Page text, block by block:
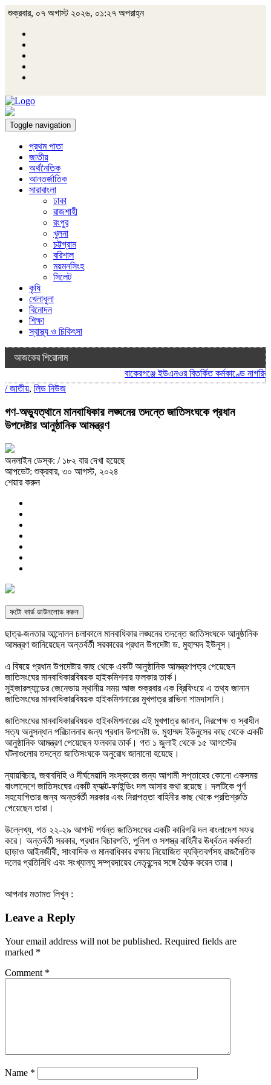
শুক্রবার, ০৭ অগাস্ট ২০২৬, ০১:২৭ অপরাহ্ন
Toggle navigation
প্রথম পাতা
জাতীয়
অর্থনৈতিক
আন্তর্জাতিক
সারাবাংলা
ঢাকা
রাজশাহী
রংপুর
খুলনা
চট্টগ্রাম
বরিশাল
ময়মনসিংহ
সিলেট
কৃষি
খেলাধুলা
বিনোদন
শিক্ষা
স্বাস্থ্য ও চিকিৎসা
আজকের শিরোনাম
বাকেরগঞ্জে ইউএনওর বিতর্কিত কর্মকাণ্ডে নাগরিক
/জাতীয়, লিড নিউজ
গণ-অভ্যুত্থানে মানবাধিকার লঙ্ঘনের তদন্তে জাতিসংঘকে প্রধান
উপদেষ্টার আনুষ্ঠানিক আমন্ত্রণ
অনলাইন ডেস্ক: / ১৮২ বার দেখা হয়েছে
আপডেট: শুক্রবার, ৩০ আগস্ট, ২০২৪
শেয়ার করুন
ফটো কার্ড ডাউনলোড করুন
ছাত্র-জনতার আন্দোলন চলাকালে মানবাধিকার লঙ্ঘনের তদন্তে জাতিসংঘকে আনুষ্ঠানিক
আমন্ত্রণ জানিয়েছেন অন্তর্বর্তী সরকারের প্রধান উপদেষ্টা ড. মুহাম্মদ ইউনূস।
এ বিষয়ে প্রধান উপদেষ্টার কাছ থেকে একটি আনুষ্ঠানিক আমন্ত্রণপত্র পেয়েছেন
জাতিসংঘের মানবাধিকারবিষয়ক হাইকমিশনার ফলকার তার্ক।
সুইজারল্যান্ডের জেনেভায় স্থানীয় সময় আজ শুক্রবার এক ব্রিফিংয়ে এ তথ্য জানান
জাতিসংঘের মানবাধিকারবিষয়ক হাইকমিশনারের মুখপাত্র রাভিনা শামদাসানি।
জাতিসংঘের মানবাধিকারবিষয়ক হাইকমিশনারের এই মুখপাত্র জানান, নিরপেক্ষ ও স্বাধীন
সত্য অনুসন্ধান পরিচালনার জন্য প্রধান উপদেষ্টা ড. মুহাম্মদ ইউনুসের কাছ থেকে একটি
আনুষ্ঠানিক আমন্ত্রণ পেয়েছেন ফলকার তার্ক। গত ১ জুলাই থেকে ১৫ আগস্টের
ঘটনাগুলোর তদন্তে জাতিসংঘকে অনুরোধ জানানো হয়েছে।
ন্যায়বিচার, জবাবদিহি ও দীর্ঘমেয়াদি সংস্কারের জন্য আগামী সপ্তাহের কোনো একসময়
বাংলাদেশে জাতিসংঘের একটি ফ্যাক্ট-ফাইন্ডিং দল আসার কথা রয়েছে। দলটিকে পূর্ণ
সহযোগিতার জন্য অন্তর্বর্তী সরকার এবং নিরাপত্তা বাহিনীর কাছ থেকে প্রতিশ্রুতি
পেয়েছেন তারা।
উল্লেখ্য, গত ২২-২৯ আগস্ট পর্যন্ত জাতিসংঘের একটি কারিগরি দল বাংলাদেশ সফর
করে। অন্তর্বর্তী সরকার, প্রধান বিচারপতি, পুলিশ ও সশস্ত্র বাহিনীর ঊর্ধ্বতন কর্মকর্তা
ছাড়াও আইনজীবী, সাংবাদিক ও মানবাধিকার রক্ষায় নিয়োজিত ব্যক্তিবর্গসহ রাজনৈতিক
দলের প্রতিনিধি এবং সংখ্যালঘু সম্প্রদায়ের নেতৃবৃন্দের সঙ্গে বৈঠক করেন তারা।
আপনার মতামত লিখুন :
Leave a Reply
Your email address will not be published. Required fields are
marked *
Comment *
Name *